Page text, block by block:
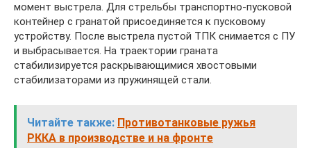
момент выстрела. Для стрельбы транспортно-пусковой
контейнер с гранатой присоединяется к пусковому
устройству. После выстрела пустой ТПК снимается с ПУ
и выбрасывается. На траектории граната
стабилизируется раскрывающимися хвостовыми
стабилизаторами из пружинящей стали.
Читайте также: Противотанковые ружья
РККА в производстве и на фронте